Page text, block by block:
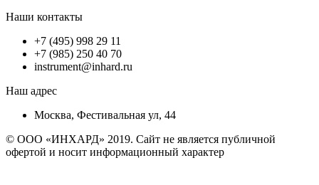
Наши контакты
+7 (495) 998 29 11
+7 (985) 250 40 70
instrument@inhard.ru
Наш адрес
Москва, Фестивальная ул, 44
© ООО «ИНХАРД» 2019. Сайт не является публичной
офертой и носит информационный характер